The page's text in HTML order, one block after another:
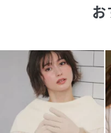
サイズ
品番
(
お